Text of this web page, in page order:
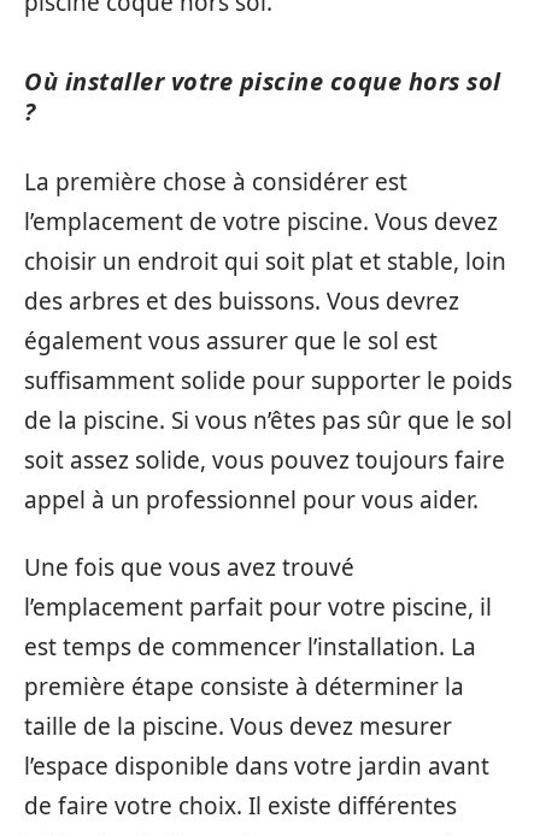
Où installer votre piscine coque hors sol
?
La première chose à considérer est
l’emplacement de votre piscine. Vous devez
choisir un endroit qui soit plat et stable, loin
des arbres et des buissons. Vous devrez
également vous assurer que le sol est
suffisamment solide pour supporter le poids
de la piscine. Si vous n’êtes pas sûr que le sol
soit assez solide, vous pouvez toujours faire
appel à un professionnel pour vous aider.
Une fois que vous avez trouvé
l’emplacement parfait pour votre piscine, il
est temps de commencer l’installation. La
première étape consiste à déterminer la
taille de la piscine. Vous devez mesurer
l’espace disponible dans votre jardin avant
de faire votre choix. Il existe différentes